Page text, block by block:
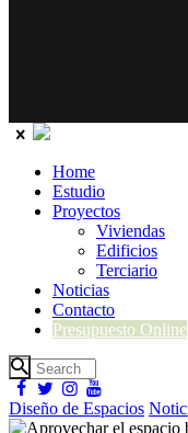
Home
Estudio
Proyectos
Viviendas
Edificios
Terciario
Noticias
Contacto
Presupuesto Online
Diseño de Espacios